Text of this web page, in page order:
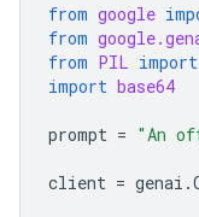
from google
from
from PIL import
import base64
prompt = "An
client = genai .